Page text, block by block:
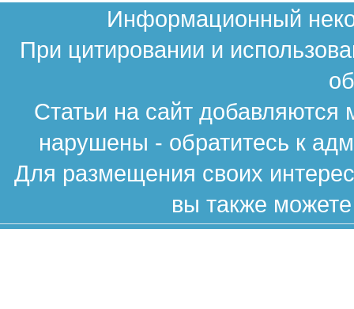
Информационный
При цитировании и
Статьи на сайт
нарушены - обратитесь к
Для размещения своих
вы также